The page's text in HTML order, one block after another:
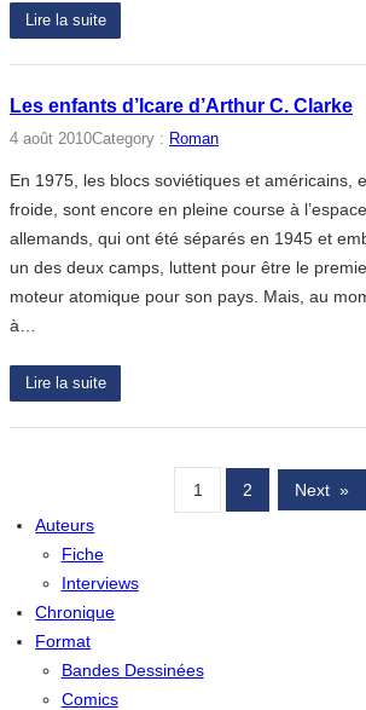
Lire la suite
Les enfants d’Icare d’Arthur C. Clarke
4 août 2010Category : Roman
En 1975, les blocs soviétiques et américains,
froide, sont encore en pleine course à
allemands, qui ont été séparés en 1945 et
un des deux camps, luttent pour être le
moteur atomique pour son pays. Mais, au
à…
Lire la suite
1 2 Next »
Auteurs
Fiche
Interviews
Chronique
Format
Bandes Dessinées
Comics